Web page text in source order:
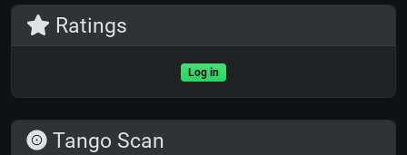
Ratings
Log in
Tango Scan